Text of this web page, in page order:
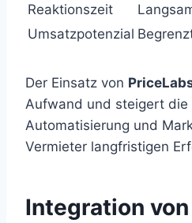
Reaktionszeit
Umsatzpotenzial
Der Einsatz von
Aufwand und steigert die
Automatisierung und
Vermieter langfristigen
Integration